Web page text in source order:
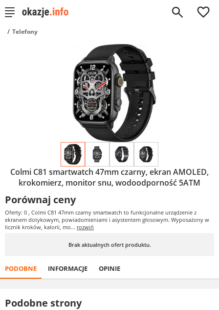
0
Telefony
Colmi C81 smartwatch 47mm czarny, ekran AMOLED,
krokomierz, monitor snu, wodoodporność 5ATM
Porównaj ceny
Oferty: 0 , Colmi C81 47mm czarny smartwatch to funkcjonalne urządzenie z
ekranem dotykowym, powiadomieniami i asystentem głosowym. Wyposażony w
licznik kroków, kalorii, mo... rozwiń
Brak aktualnych ofert produktu.
PODOBNE INFORMACJE OPINIE
Podobne strony